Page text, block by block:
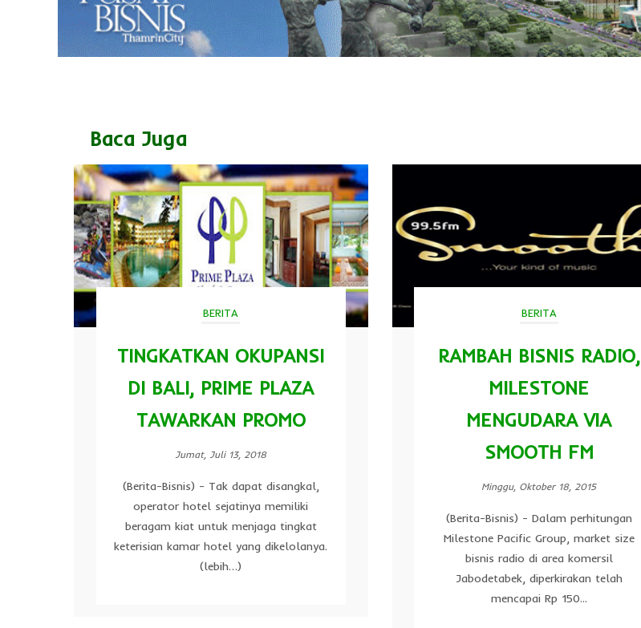
Baca Juga
BERITA
TINGKATKAN OKUPANSI
DI BALI, PRIME PLAZA
TAWARKAN PROMO
Jumat, Juli 13, 2018
(Berita-Bisnis) - Tak dapat disangkal,
operator hotel sejatinya memiliki
beragam kiat untuk menjaga tingkat
keterisian kamar hotel yang dikelolanya.
(lebih…)
BERITA
RAMBAH BISNIS RADIO,
MILESTONE
MENGUDARA VIA
SMOOTH FM
Minggu, Oktober 18, 2015
(Berita-Bisnis) - Dalam perhitungan
Milestone Pacific Group, market size
bisnis radio di area komersil
Jabodetabek, diperkirakan telah
mencapai Rp 150...